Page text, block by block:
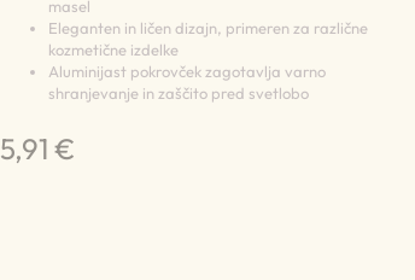
masel
Eleganten in ličen dizajn, primeren za različne
kozmetične izdelke
Aluminijast pokrovček zagotavlja varno
shranjevanje in zaščito pred svetlobo
5,91 €